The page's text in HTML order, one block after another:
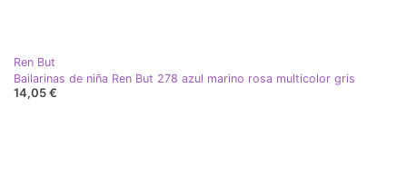
Ren But
Bailarinas de niña Ren But 278 azul marino rosa multicolor gris
14,05 €